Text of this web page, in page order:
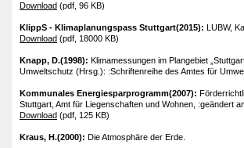
Download (pdf, 96 KB)
KlippS - Klimaplanungspass Stuttgart(2015): LUBW,
Download (pdf, 18000 KB)
Knapp, D.(1998): Klimamessungen im Plangebiet
Umweltschutz (Hrsg.): :Schriftenreihe des Amtes für
Kommunales Energiesparprogramm(2007):
Stuttgart, Amt für Liegenschaften und Wohnen, :geändert
Download (pdf, 125 KB)
Kraus, H.(2000): Die Atmosphäre der Erde.